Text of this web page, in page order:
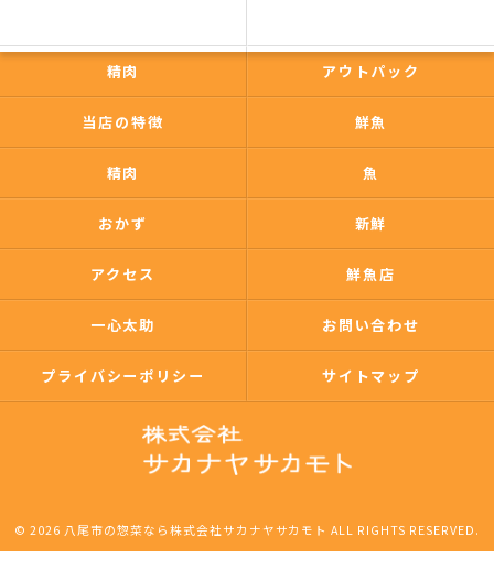
精肉 アウトパック
当店の特徴 鮮魚
精肉 魚
おかず 新鮮
アクセス 鮮魚店
一心太助 お問い合わせ
プライバシーポリシー サイトマップ
© 2026 八尾市の惣菜なら株式会社サカナヤサカモト ALL RIGHTS RESERVED.